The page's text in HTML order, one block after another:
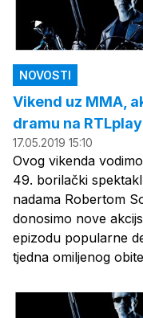
NOVOSTI
Vikend uz MMA,
dramu na
17.05.2019 15:10
Ovog vikenda
49. borilački
nadama Robertom
donosimo nove
epizodu popularne
tjedna omiljenog